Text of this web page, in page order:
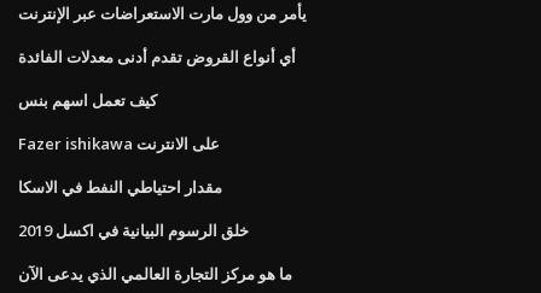
يأمر من وول مارت الاستعراضات عبر الإنترنت
أي أنواع القروض تقدم أدنى معدلات الفائدة
كيف تعمل اسهم بنس
Fazer ishikawa على الانترنت
مقدار احتياطي النفط في الاسكا
خلق الرسوم البيانية في اكسل 2019
ما هو مركز التجارة العالمي الذي يدعى الآن